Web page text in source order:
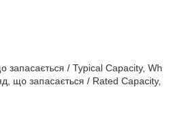
запасається / Typical Capacity, Wh
що запасається / Rated Capacity,